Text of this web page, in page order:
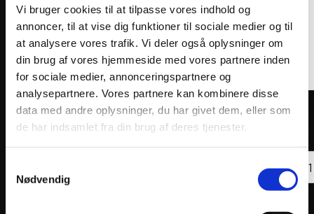
Vi bruger cookies til at tilpasse vores indhold og
annoncer, til at vise dig funktioner til sociale medier og til
at analysere vores trafik. Vi deler også oplysninger om
din brug af vores hjemmeside med vores partnere inden
for sociale medier, annonceringspartnere og
analysepartnere. Vores partnere kan kombinere disse
data med andre oplysninger, du har givet dem, eller som
de har indsamlet fra din brug af deres tjenester.
Nødvendig
ATHENA PISTON KIT FORGED Ø63,95mm
1.226kr.
KIT